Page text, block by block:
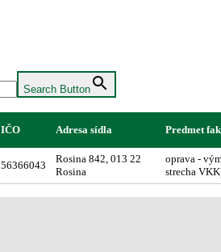
Search Button
IČO Adresa sídla Predmet
56366043
Rosina 842, 013 22
Rosina
oprava -
strecha